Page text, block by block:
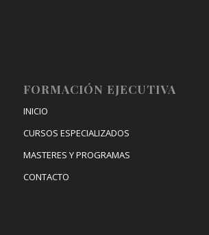
FORMACIÓN EJECUTIVA
INICIO
CURSOS ESPECIALIZADOS
MASTERES Y PROGRAMAS
CONTACTO